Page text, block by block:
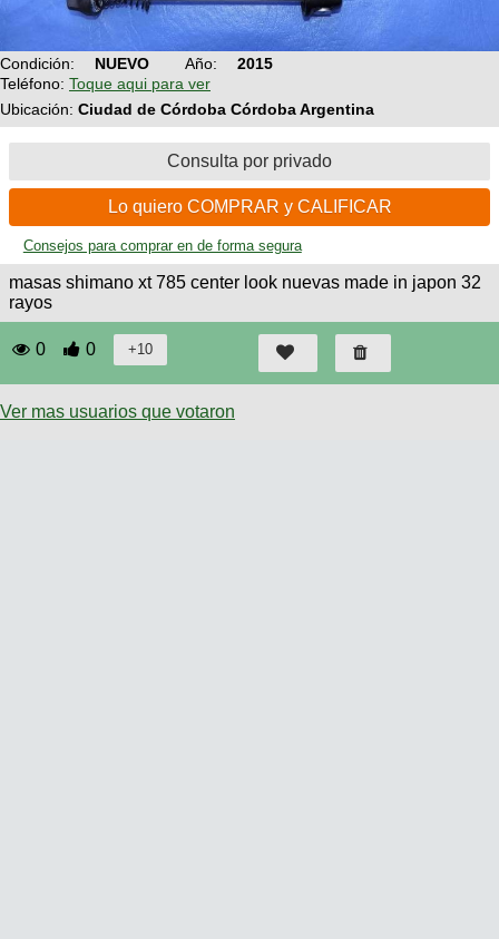
Ruta,
triatlon
De
Ranking
Fotos
del
Fotos
COMPRO
CANJE
Mi
Reputación
Compras
Mis
Ventas
Técnica
Mecánica
Robadas
Noticias
Operadores
de
cicloturismo
Relatos
de
viajes
Foro
viajes
Últimos
Buscar
Mis
Actividad
Amigos
Condición: NUEVO Año:
2015
Teléfono: Toque aqui para ver
Ubicación: Ciudad de Córdoba Córdoba Argentina
Consulta por privado
Lo quiero COMPRAR y CALIFICAR
Consejos para comprar en de forma segura
masas shimano xt 785 center look nuevas made in japon 32
rayos
0 0
Ver mas usuarios que votaron